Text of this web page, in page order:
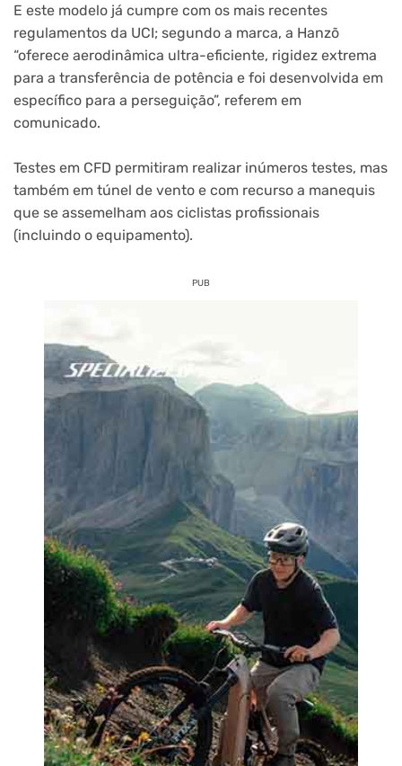
E este modelo já cumpre com os mais recentes
regulamentos da UCI; segundo a marca, a Hanzõ
“oferece aerodinâmica ultra-eficiente, rigidez extrema
para a transferência de potência e foi desenvolvida em
específico para a perseguição”, referem em
comunicado.
Testes em CFD permitiram realizar inúmeros testes, mas
também em túnel de vento e com recurso a manequis
que se assemelham aos ciclistas profissionais
(incluindo o equipamento).
PUB